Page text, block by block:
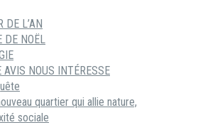
DE L’AN
DE NOËL
AVIS NOUS INTÉRESSE
quartier qui allie nature,
sociale